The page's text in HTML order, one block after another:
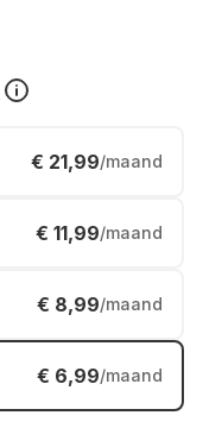
€ 21,99/maand
€ 11,99/maand
€ 8,99/maand
€ 6,99/maand